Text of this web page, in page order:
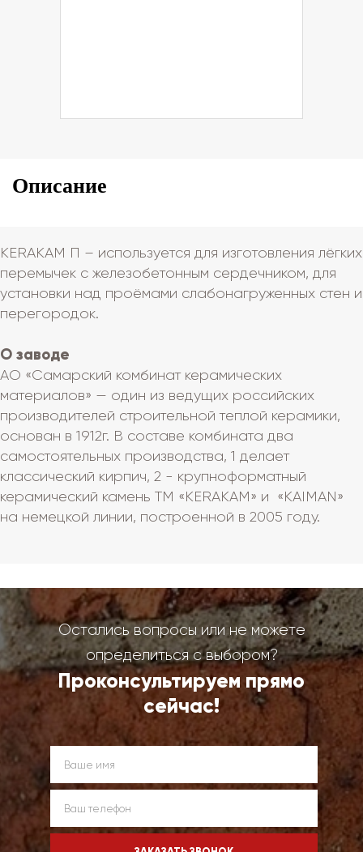
Описание
КЕRАКАМ П – используется для изготовления лёгких
перемычек с железобетонным сердечником, для
установки над проёмами слабонагруженных стен и
перегородок.
О заводе
АО «Самарский комбинат керамических
материалов» — один из ведущих российских
производителей строительной теплой керамики,
основан в 1912г. В составе комбината два
самостоятельных производства, 1 делает
классический кирпич, 2 - крупноформатный
керамический камень ТМ «KERAKAM» и «KAIMAN»
на немецкой линии, построенной в 2005 году.
Остались вопросы или не можете
определиться с выбором?
Проконсультируем прямо
сейчас!